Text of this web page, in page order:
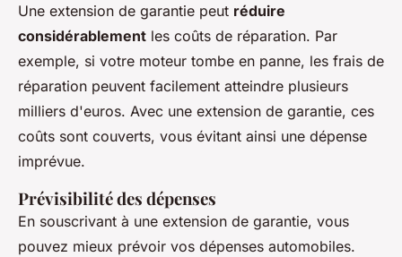
Une extension de garantie peut réduire
considérablement les coûts de réparation. Par
exemple, si votre moteur tombe en panne, les frais de
réparation peuvent facilement atteindre plusieurs
milliers d'euros. Avec une extension de garantie, ces
coûts sont couverts, vous évitant ainsi une dépense
imprévue.
Prévisibilité des dépenses
En souscrivant à une extension de garantie, vous
pouvez mieux prévoir vos dépenses automobiles.